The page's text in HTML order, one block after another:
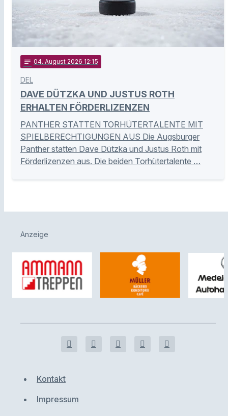
notes 04. August 2026 12:15
DEL
DAVE DÜTZKA UND JUSTUS ROTH
ERHALTEN FÖRDERLIZENZEN
PANTHER STATTEN TORHÜTERTALENTE MIT
SPIELBERECHTIGUNGEN AUS Die Augsburger
Panther statten Dave Dützka und Justus Roth mit
Förderlizenzen aus. Die beiden Torhütertalente …
Anzeige
Kontakt
Impressum